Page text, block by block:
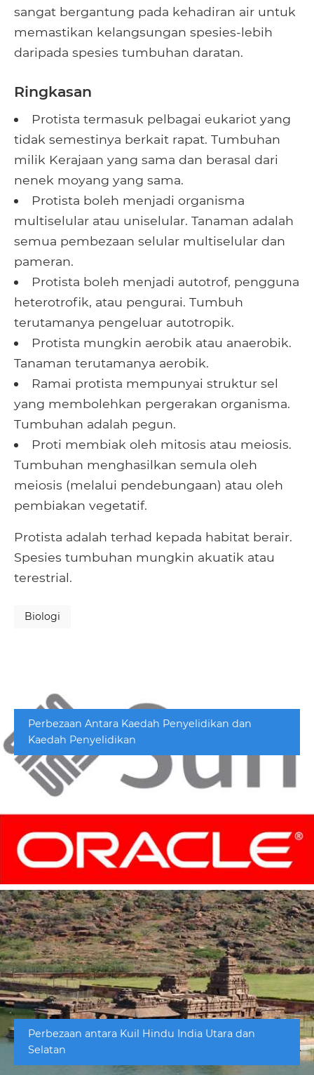
sangat bergantung pada kehadiran air untuk
memastikan kelangsungan spesies-lebih
daripada spesies tumbuhan daratan.
Ringkasan
Protista termasuk pelbagai eukariot yang
tidak semestinya berkait rapat. Tumbuhan
milik Kerajaan yang sama dan berasal dari
nenek moyang yang sama.
Protista boleh menjadi organisma
multiselular atau uniselular. Tanaman adalah
semua pembezaan selular multiselular dan
pameran.
Protista boleh menjadi autotrof, pengguna
heterotrofik, atau pengurai. Tumbuh
terutamanya pengeluar autotropik.
Protista mungkin aerobik atau anaerobik.
Tanaman terutamanya aerobik.
Ramai protista mempunyai struktur sel
yang membolehkan pergerakan organisma.
Tumbuhan adalah pegun.
Proti membiak oleh mitosis atau meiosis.
Tumbuhan menghasilkan semula oleh
meiosis (melalui pendebungaan) atau oleh
pembiakan vegetatif.
Protista adalah terhad kepada habitat berair.
Spesies tumbuhan mungkin akuatik atau
terestrial.
Biologi
Perbezaan Antara Kaedah Penyelidikan dan
Kaedah Penyelidikan
Perbezaan antara Kuil Hindu India Utara dan
Selatan